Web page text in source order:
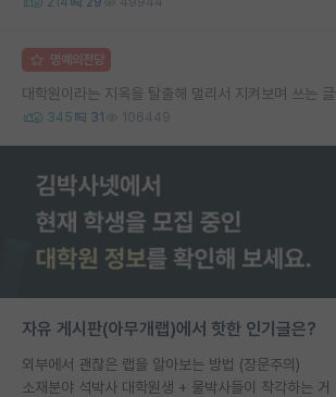
명예의전당
대학원이라는 지옥을 탈출해 멀리서 지켜보며 쓰는 글
345 31 106449
자유 게시판(아무개랩)에서 핫한 인기글은?
외부에서 괜찮은 랩을 알아보는 방법 (장문주의)
소재분야 석박사 대학원생 + 물박사들이 착각하는 거